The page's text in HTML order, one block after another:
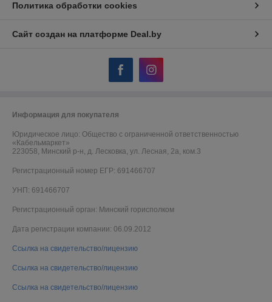
Политика обработки cookies
Сайт создан на платформе Deal.by
Информация для покупателя
Юридическое лицо: Общество с ограниченной ответственностью
«Кабельмаркет»
223058, Минский р-н, д. Лесковка, ул. Лесная, 2а, ком.3
Регистрационный номер ЕГР: 691466707
УНП: 691466707
Регистрационный орган: Минский горисполком
Дата регистрации компании: 06.09.2012
Ссылка на свидетельство/лицензию
Ссылка на свидетельство/лицензию
Ссылка на свидетельство/лицензию